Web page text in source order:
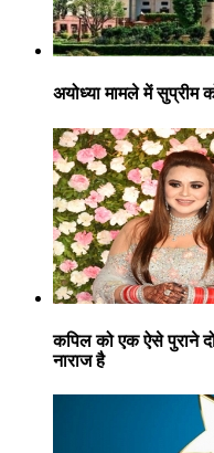
अयोध्या मामले में सुप्रीम
कपिल को एक ऐसे पुराने
नाराज है